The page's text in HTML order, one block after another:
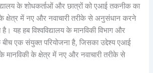
के शोधकर्ताओं और छात्रों को एआई तकनीक का
क्षेत्र में नए और नवाचारी तरीके से अनुसंधान करने
यह हब विश्वविद्यालय के मानविकी विभाग और
बीच एक संयुक्त परियोजना है, जिसका उद्देश्य एआई
के क्षेत्र में नए और नवाचारी तरीके से